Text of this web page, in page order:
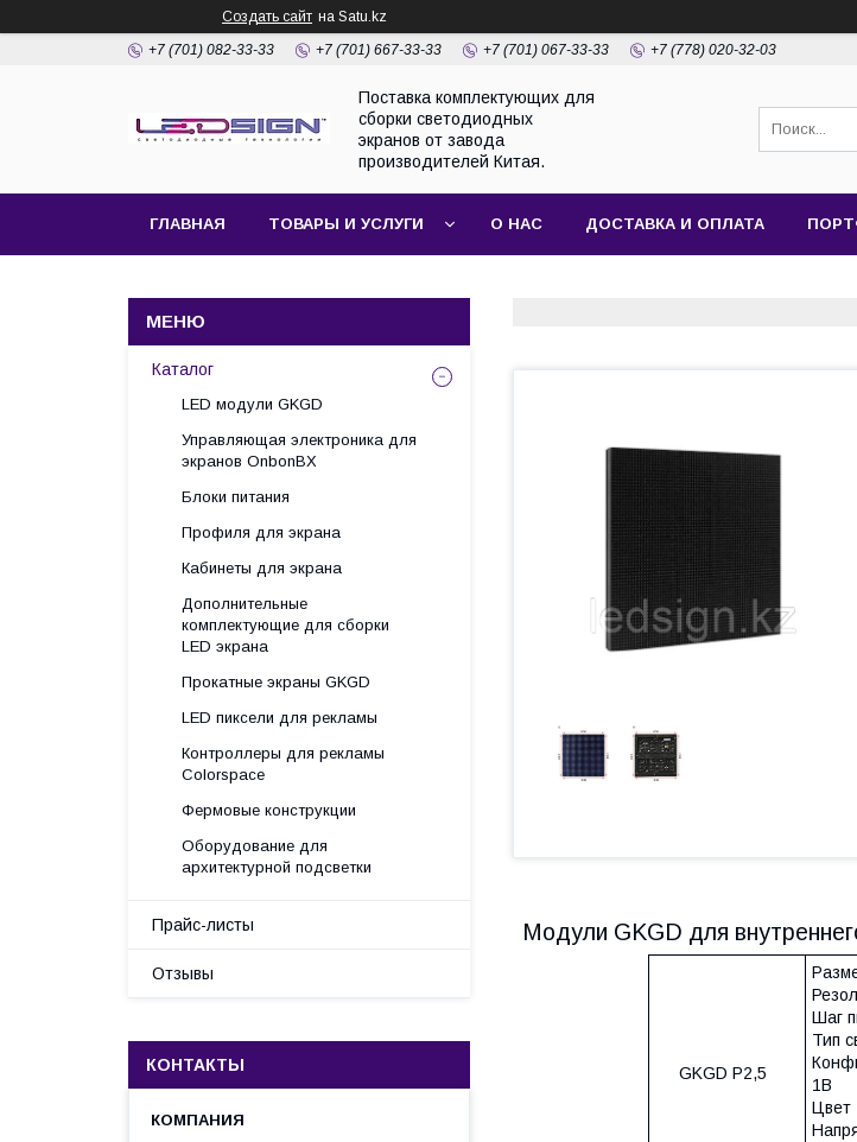
Создать сайт на Satu.kz
+7 (701) 082-33-33 +7 (701) 667-33-33 +7 (701) 067-33-33 +7 (778) 020-32-03
Поставка комплектующих для
сборки светодиодных
экранов от завода
производителей Китая.
ГЛАВНАЯ ТОВАРЫ И УСЛУГИ О НАС ДОСТАВКА И ОПЛАТА
Модули GKGD для
GKGD P2,5
Шаг
Тип
1B
Цвет
Каталог
LED модули GKGD
Управляющая электроника для
экранов OnbonBX
Блоки питания
Профиля для экрана
Кабинеты для экрана
Дополнительные
комплектующие для сборки
LED экрана
Прокатные экраны GKGD
LED пиксели для рекламы
Контроллеры для рекламы
Colorspace
Фермовые конструкции
Оборудование для
архитектурной подсветки
Прайс-листы
Отзывы
КОНТАКТЫ